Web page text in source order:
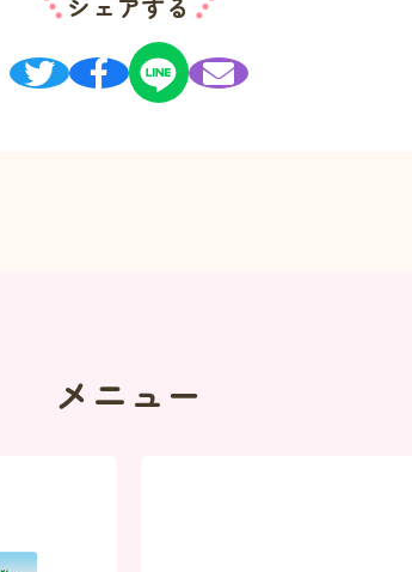
シェアする
メニュー